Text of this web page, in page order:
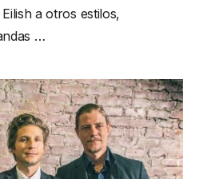
a otros estilos,
…